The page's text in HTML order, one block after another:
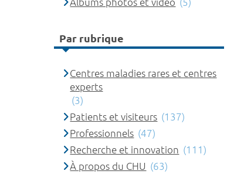
Par rubrique
Centres maladies rares et centres
experts
(3)
Patients et visiteurs (137)
Professionnels (47)
Recherche et innovation (111)
À propos du CHU (63)